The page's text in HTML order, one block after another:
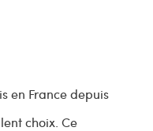
en France depuis
choix. Ce